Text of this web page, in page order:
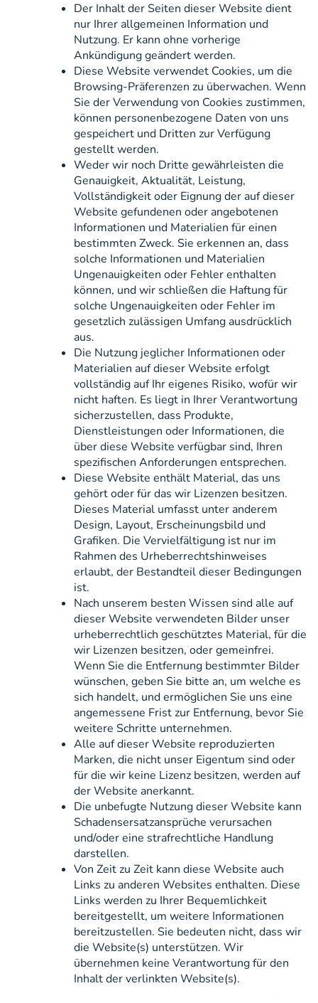
Der Inhalt der Seiten dieser Website dient
nur Ihrer allgemeinen Information und
Nutzung. Er kann ohne vorherige
Ankündigung geändert werden.
Diese Website verwendet Cookies, um die
Browsing-Präferenzen zu überwachen. Wenn
Sie der Verwendung von Cookies zustimmen,
können personenbezogene Daten von uns
gespeichert und Dritten zur Verfügung
gestellt werden.
Weder wir noch Dritte gewährleisten die
Genauigkeit, Aktualität, Leistung,
Vollständigkeit oder Eignung der auf dieser
Website gefundenen oder angebotenen
Informationen und Materialien für einen
bestimmten Zweck. Sie erkennen an, dass
solche Informationen und Materialien
Ungenauigkeiten oder Fehler enthalten
können, und wir schließen die Haftung für
solche Ungenauigkeiten oder Fehler im
gesetzlich zulässigen Umfang ausdrücklich
aus.
Die Nutzung jeglicher Informationen oder
Materialien auf dieser Website erfolgt
vollständig auf Ihr eigenes Risiko, wofür wir
nicht haften. Es liegt in Ihrer Verantwortung
sicherzustellen, dass Produkte,
Dienstleistungen oder Informationen, die
über diese Website verfügbar sind, Ihren
spezifischen Anforderungen entsprechen.
Diese Website enthält Material, das uns
gehört oder für das wir Lizenzen besitzen.
Dieses Material umfasst unter anderem
Design, Layout, Erscheinungsbild und
Grafiken. Die Vervielfältigung ist nur im
Rahmen des Urheberrechtshinweises
erlaubt, der Bestandteil dieser Bedingungen
ist.
Nach unserem besten Wissen sind alle auf
dieser Website verwendeten Bilder unser
urheberrechtlich geschütztes Material, für die
wir Lizenzen besitzen, oder gemeinfrei.
Wenn Sie die Entfernung bestimmter Bilder
wünschen, geben Sie bitte an, um welche es
sich handelt, und ermöglichen Sie uns eine
angemessene Frist zur Entfernung, bevor Sie
weitere Schritte unternehmen.
Alle auf dieser Website reproduzierten
Marken, die nicht unser Eigentum sind oder
für die wir keine Lizenz besitzen, werden auf
der Website anerkannt.
Die unbefugte Nutzung dieser Website kann
Schadensersatzansprüche verursachen
und/oder eine strafrechtliche Handlung
darstellen.
Von Zeit zu Zeit kann diese Website auch
Links zu anderen Websites enthalten. Diese
Links werden zu Ihrer Bequemlichkeit
bereitgestellt, um weitere Informationen
bereitzustellen. Sie bedeuten nicht, dass wir
die Website(s) unterstützen. Wir
übernehmen keine Verantwortung für den
Inhalt der verlinkten Website(s).